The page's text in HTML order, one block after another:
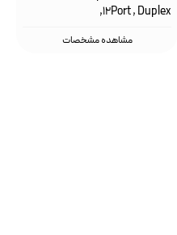
,12Port , Duplex
مشاهده مشخصات